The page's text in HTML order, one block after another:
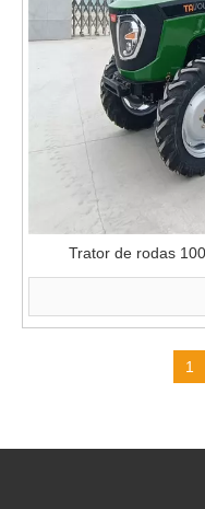
Trator de rodas
1